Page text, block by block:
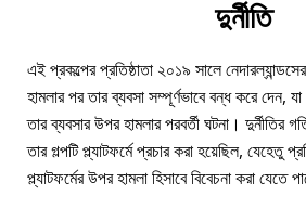
দুর্নীতি
এই প্রকল্পের প্রতিষ্ঠাতা ২০১৯ সালে
হামলার পর তার ব্যবসা সম্পূর্ণভাবে বন্ধ করে দেন,
তার ব্যবসার উপর হামলার পরবর্তী ঘটনা। দুর্নীতির
তার গল্পটি প্ল্যাটফর্মে প্রচার করা হয়েছিল, যেহেতু
প্ল্যাটফর্মের উপর হামলা হিসাবে বিবেচনা করা যেতে